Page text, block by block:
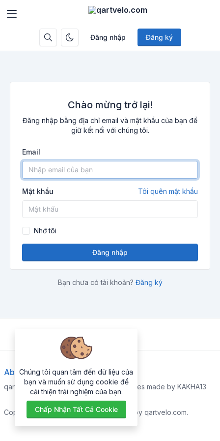
Đăng nhập Đăng ký
Chào mừng trở lại!
Đăng nhập bằng địa chỉ email và mật khẩu của bạn để
giữ kết nối với chúng tôi.
Email
Mật khẩu Tôi quên mật khẩu
Nhớ tôi
Đăng nhập
Bạn chưa có tài khoản? Đăng ký
About Us
qartvelo.com free online tools and services made by KAKHA13
Copyrights © 2026. All Rights Reserved by qartvelo.com.
Chúng tôi quan tâm đến dữ liệu của
bạn và muốn sử dụng cookie để
cải thiện trải nghiệm của bạn.
Chấp Nhận Tất Cả Cookie